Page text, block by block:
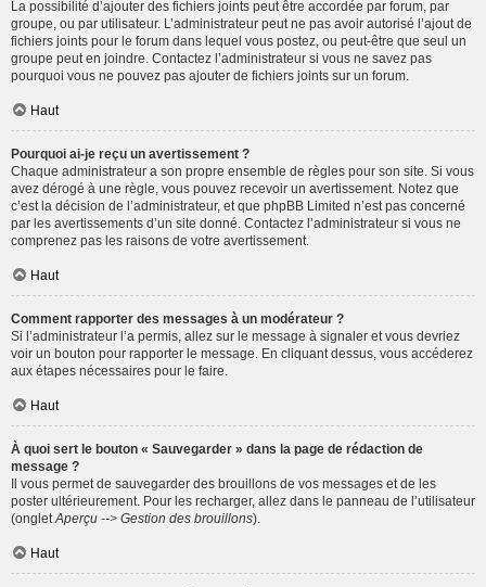
La possibilité d’ajouter des fichiers joints peut être accordée par forum, par
groupe, ou par utilisateur. L’administrateur peut ne pas avoir autorisé l’ajout de
fichiers joints pour le forum dans lequel vous postez, ou peut-être que seul un
groupe peut en joindre. Contactez l’administrateur si vous ne savez pas
pourquoi vous ne pouvez pas ajouter de fichiers joints sur un forum.
Haut
Pourquoi ai-je reçu un avertissement ?
Chaque administrateur a son propre ensemble de règles pour son site. Si vous
avez dérogé à une règle, vous pouvez recevoir un avertissement. Notez que
c’est la décision de l’administrateur, et que phpBB Limited n’est pas concerné
par les avertissements d’un site donné. Contactez l’administrateur si vous ne
comprenez pas les raisons de votre avertissement.
Haut
Comment rapporter des messages à un modérateur ?
Si l’administrateur l’a permis, allez sur le message à signaler et vous devriez
voir un bouton pour rapporter le message. En cliquant dessus, vous accéderez
aux étapes nécessaires pour le faire.
Haut
À quoi sert le bouton « Sauvegarder » dans la page de rédaction de
message ?
Il vous permet de sauvegarder des brouillons de vos messages et de les
poster ultérieurement. Pour les recharger, allez dans le panneau de l’utilisateur
(onglet Aperçu --> Gestion des brouillons).
Haut